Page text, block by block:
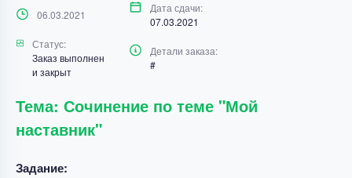
06.03.2021
Дата сдачи:
07.03.2021
Статус:
Заказ выполнен
и закрыт
Детали заказа:
#
Тема: Сочинение по теме "Мой
наставник"
Задание: